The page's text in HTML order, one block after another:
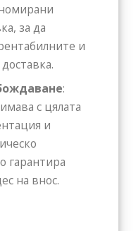
за да
и
:
с цялата
и
гарантира
на внос.